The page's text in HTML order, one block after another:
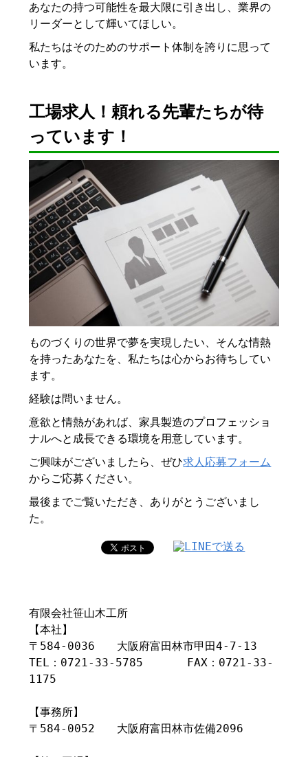
あなたの持つ可能性を最大限に引き出し、業界の
リーダーとして輝いてほしい。
私たちはそのためのサポート体制を誇りに思って
います。
工場求人！頼れる先輩たちが待
っています！
ものづくりの世界で夢を実現したい、そんな情熱
を持ったあなたを、私たちは心からお待ちしてい
ます。
経験は問いません。
意欲と情熱があれば、家具製造のプロフェッショ
ナルへと成長できる環境を用意しています。
ご興味がございましたら、ぜひ求人応募フォーム
からご応募ください。
最後までご覧いただき、ありがとうございまし
た。
有限会社笹山木工所
【本社】
〒584-0036 大阪府富田林市甲田4-7-13
TEL：0721-33-5785 FAX：0721-33-
1175
【事務所】
〒584-0052 大阪府富田林市佐備2096